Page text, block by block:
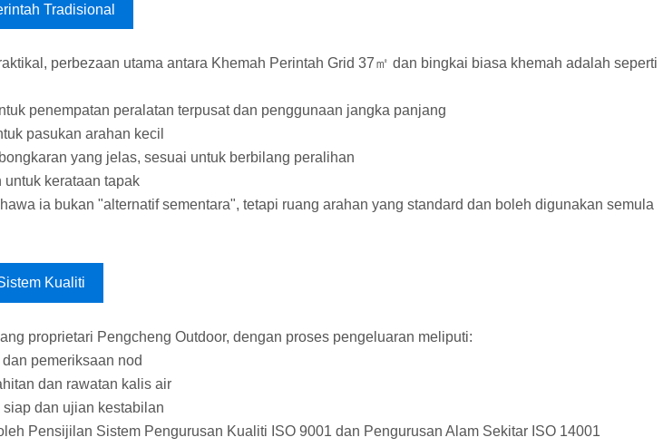
Tradisional
perbezaan utama antara Khemah Perintah Grid 37㎡ dan bingkai biasa khemah adalah seperti
penempatan peralatan terpusat dan penggunaan jangka panjang
pasukan arahan kecil
yang jelas, sesuai untuk berbilang peralihan
untuk kerataan tapak
ia bukan "alternatif sementara", tetapi ruang arahan yang standard dan boleh digunakan semula
Kualiti
proprietari Pengcheng Outdoor, dengan proses pengeluaran meliputi:
pemeriksaan nod
dan rawatan kalis air
siap dan ujian kestabilan
Pensijilan Sistem Pengurusan Kualiti ISO 9001 dan Pengurusan Alam Sekitar ISO 14001